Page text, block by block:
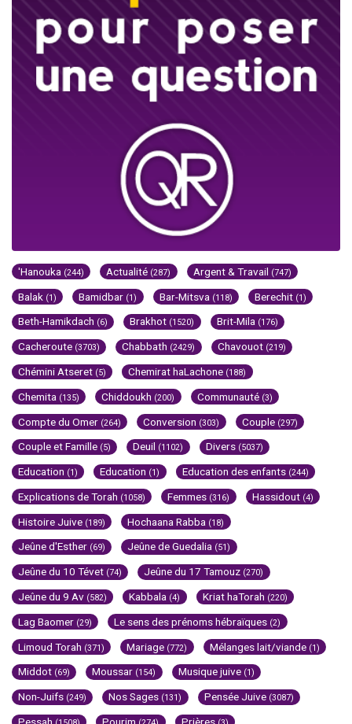
'Hanouka (244) Actualité (287) Argent & Travail (747)
Balak (1) Bamidbar (1) Bar-Mitsva (118) Berechit (1)
Beth-Hamikdach (6) Brakhot (1520) Brit-Mila (176)
Cacheroute (3703) Chabbath (2429) Chavouot (219)
Chémini Atseret (5) Chemirat haLachone (188)
Chemita (135) Chiddoukh (200) Communauté (3)
Compte du Omer (264) Conversion (303) Couple (297)
Couple et Famille (5) Deuil (1102) Divers (5037)
Education (1) Education (1) Education des enfants (244)
Explications de Torah (1058) Femmes (316) Hassidout (4)
Histoire Juive (189) Hochaana Rabba (18)
Jeûne d'Esther (69) Jeûne de Guedalia (51)
Jeûne du 10 Tévet (74) Jeûne du 17 Tamouz (270)
Jeûne du 9 Av (582) Kabbala (4) Kriat haTorah (220)
Lag Baomer (29) Le sens des prénoms hébraïques (2)
Limoud Torah (371) Mariage (772) Mélanges lait/viande (1)
Middot (69) Moussar (154) Musique juive (1)
Non-Juifs (249) Nos Sages (131) Pensée Juive (3087)